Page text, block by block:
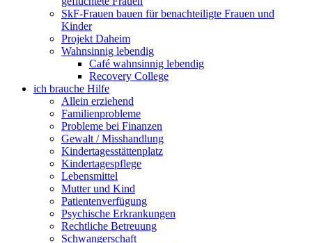
SkF-Frauen bauen für benachteiligte Frauen und
Kinder
Projekt Daheim
Wahnsinnig lebendig
Café wahnsinnig lebendig
Recovery College
ich brauche Hilfe
Allein erziehend
Familienprobleme
Probleme bei Finanzen
Gewalt / Misshandlung
Kindertagesstättenplatz
Kindertagespflege
Lebensmittel
Mutter und Kind
Patientenverfügung
Psychische Erkrankungen
Rechtliche Betreuung
Schwangerschaft